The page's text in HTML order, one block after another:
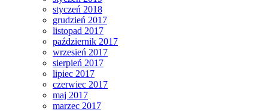
styczeń 2018
grudzień 2017
listopad 2017
październik 2017
wrzesień 2017
sierpień 2017
lipiec 2017
czerwiec 2017
maj 2017
marzec 2017